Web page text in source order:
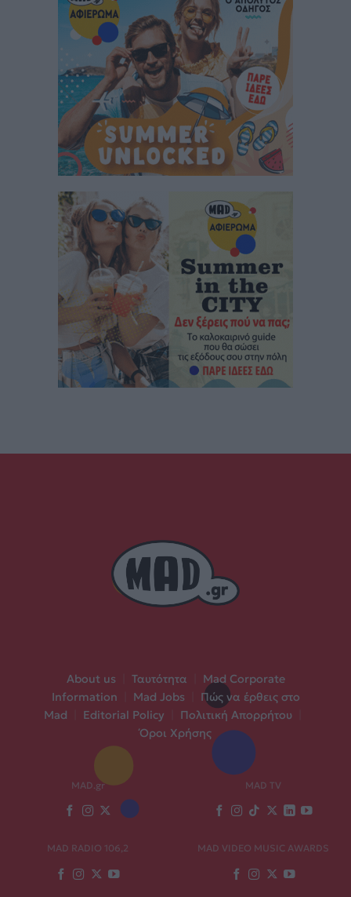
About us Ταυτότητα
Mad Corporate
Information
Mad Jobs
Πώς να έρθεις στο
Mad
Editorial Policy Πολιτική Απορρήτου
Όροι Χρήσης
MAD.gr MAD TV
MAD RADIO 106,2 MAD VIDEO MUSIC AWARDS